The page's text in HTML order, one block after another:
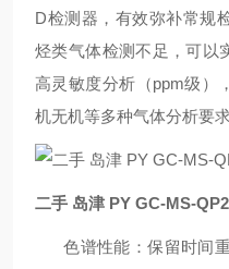
D检测器，有效弥补常规
烃类气体检测不足，可以
高灵敏度分析（ppm级）
机无机等多种气体分析要求
二手 岛津 PY GC-MS-
色谱性能：保留时间重